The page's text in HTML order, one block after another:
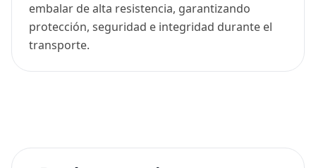
embalar de alta resistencia, garantizando
protección, seguridad e integridad durante el
transporte.